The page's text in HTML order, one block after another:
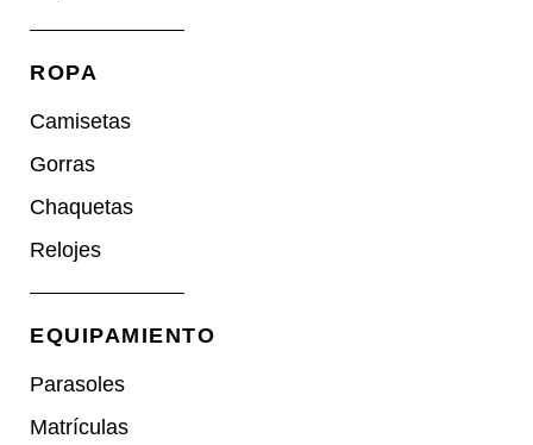
ROPA
Camisetas
Gorras
Chaquetas
Relojes
EQUIPAMIENTO
Parasoles
Matrículas